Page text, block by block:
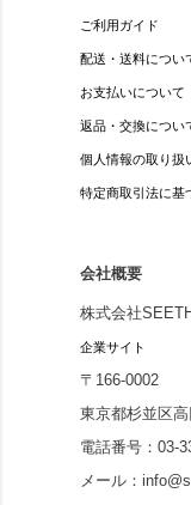
ご利用ガイド
配送・送料につい
お支払いについて
返品・交換につい
個人情報の取り扱
特定商取引法に基
会社概要
株式会社
企業サイト
〒166-0002
東京都杉並区
電話番号：03-
メール：